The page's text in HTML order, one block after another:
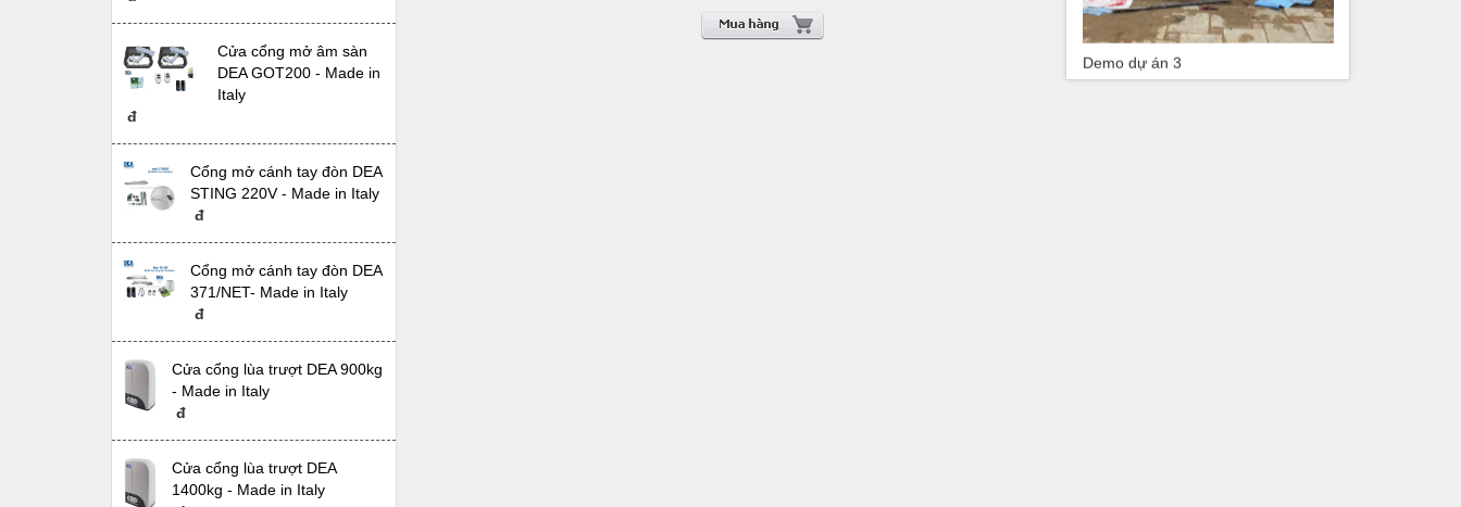
Cửa cổng mở âm sàn
DEA GOT200 - Made in
Italy
đ
Cổng mở cánh tay đòn DEA
STING 220V - Made in Italy
đ
Cổng mở cánh tay đòn DEA
371/NET- Made in Italy
đ
Cửa cổng lùa trượt DEA 900kg
- Made in Italy
đ
Cửa cổng lùa trượt DEA
1400kg - Made in Italy
Demo dự án 3